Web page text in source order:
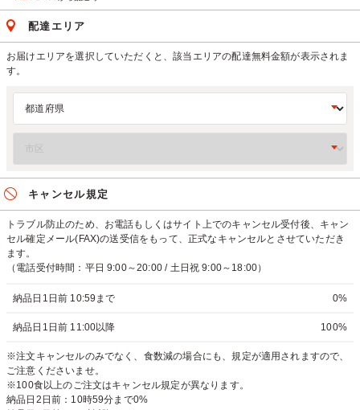
配達エリア
お届けエリアを選択していただくと、該当エリアの配達無料金額が表示されま
す。
キャンセル規定
トラブル防止のため、お電話もしくはサイト上でのキャンセル受付後、キャン
セル確定メール(FAX)の送受信をもって、正式なキャンセルとさせていただき
ます。
（電話受付時間：平日 9:00～20:00 / 土日祝 9:00～18:00）
納品日1日前 10:59まで 0%
納品日1日前 11:00以降 100%
※注文キャンセルのみでなく、食数減の場合にも、規定が適用されますので、
ご注意くださいませ。
※100食以上のご注文はキャンセル規定が異なります。
納品日2日前：10時59分まで0%